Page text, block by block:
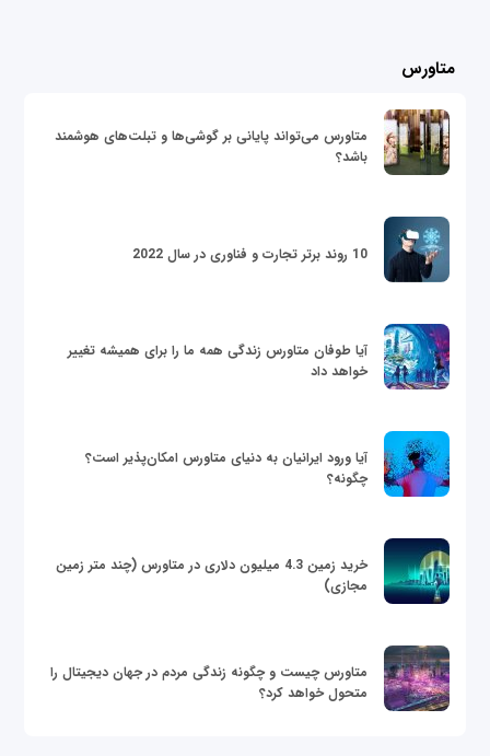
متاورس
متاورس می‌تواند پایانی بر گوشی‌ها و تبلت‌های هوشمند
باشد؟
10 روند برتر تجارت و فناوری در سال 2022
آیا طوفان متاورس زندگی همه ما را برای همیشه تغییر
خواهد داد
آیا ورود ایرانیان به دنیای متاورس امکان‌پذیر است؟
چگونه؟
خرید زمین 4.3 میلیون دلاری در متاورس (چند متر زمین
مجازی)
متاورس چیست و چگونه زندگی مردم در جهان دیجیتال را
متحول خواهد کرد؟